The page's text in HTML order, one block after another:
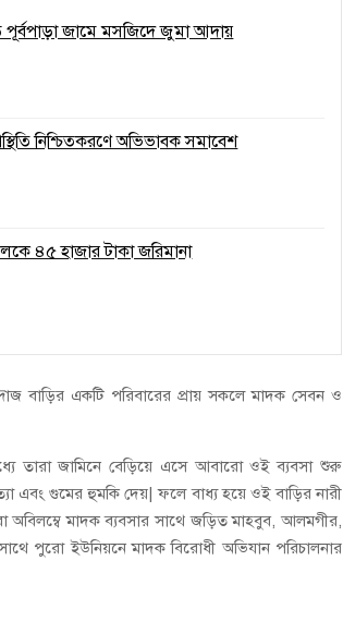
পূর্বপাড়া জামে মসজিদে জুমা আদায়
নিশ্চিতকরণে অভিভাবক সমাবেশ
৪৫ হাজার টাকা জরিমানা
বাড়ির একটি পরিবারের প্রায় সকলে মাদক সেবন ও
তারা জামিনে বেড়িয়ে এসে আবারো ওই ব্যবসা শুরু
এবং গুমের হুমকি দেয়| ফলে বাধ্য হয়ে ওই বাড়ির নারী
অবিলম্বে মাদক ব্যবসার সাথে জড়িত মাহবুব, আলমগীর,
পুরো ইউনিয়নে মাদক বিরোধী অভিযান পরিচালনার